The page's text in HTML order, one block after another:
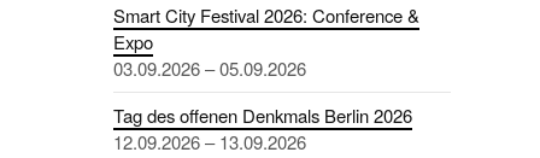
Smart City Festival 2026: Conference &
Expo
03.09.2026 – 05.09.2026
Tag des offenen Denkmals Berlin 2026
12.09.2026 – 13.09.2026